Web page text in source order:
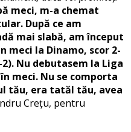
meci, m-a chemat
După ce am
mai slabă, am început
meci la Dinamo, scor 2-
Nu debutasem la Liga
meci. Nu se comporta
tău, era tatăl tău, avea
Crețu, pentru